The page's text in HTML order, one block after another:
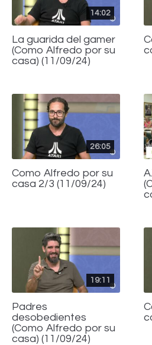
14:02
La guarida del gamer
(Como Alfredo por su
casa) (11/09/24)
26:05
Como Alfredo por su
casa 2/3 (11/09/24)
19:11
Padres
desobedientes
(Como Alfredo por su
casa) (11/09/24)